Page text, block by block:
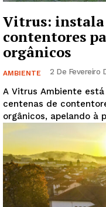
Vitrus: instala
contentores
orgânicos
AMBIENTE 2 De Fevereiro
A Vitrus Ambiente
centenas de
orgânicos, apelando à